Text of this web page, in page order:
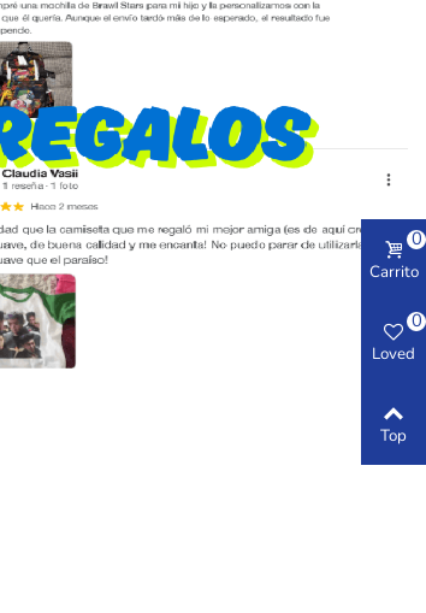
Carrito
0
Loved
0
Top